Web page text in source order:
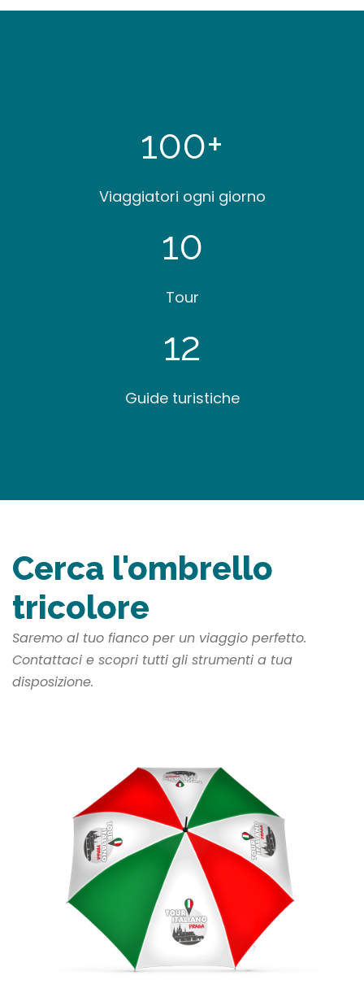
100+
Viaggiatori ogni giorno
10
Tour
12
Guide turistiche
Cerca l'ombrello
tricolore
Saremo al tuo fianco per un viaggio perfetto.
Contattaci e scopri tutti gli strumenti a tua
disposizione.